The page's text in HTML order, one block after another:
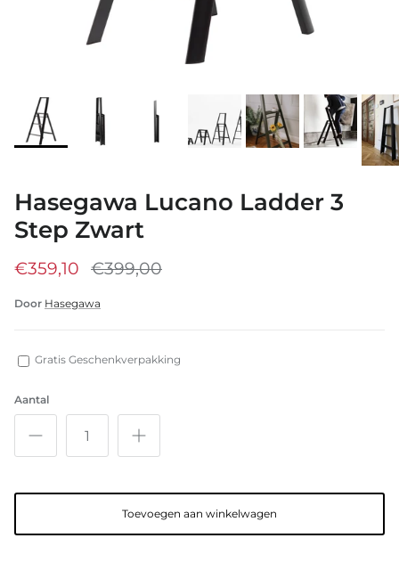
Hasegawa Lucano Ladder 3
Step Zwart
€359,10 €399,00
Door Hasegawa
Gratis Geschenkverpakking
Aantal
Toevoegen aan winkelwagen